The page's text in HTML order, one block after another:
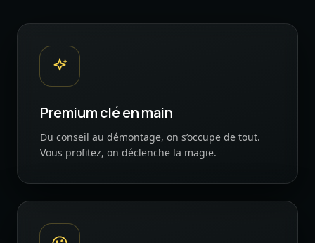
Premium clé en main
Du conseil au démontage, on s’occupe de tout.
Vous profitez, on déclenche la magie.